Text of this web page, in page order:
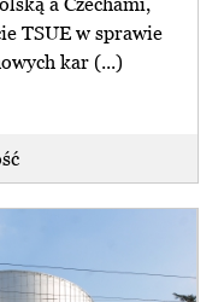
TSUE w sprawie
kar (...)